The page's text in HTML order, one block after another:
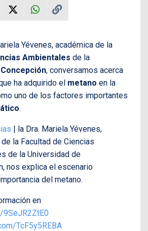
Yévenes, académica de la
Ambientales de la
, conversamos acerca
ha adquirido el metano en la
uno de los factores importantes
.
| la Dra. Mariela Yévenes,
la Facultad de Ciencias
de la Universidad de
nos explica el escenario
del metano.
en
TcF5y5REBA